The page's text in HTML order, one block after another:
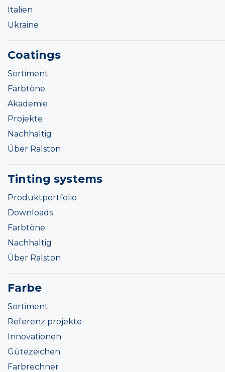
Italien
Ukraine
Coatings
Sortiment
Farbtöne
Akademie
Projekte
Nachhaltig
Über Ralston
Tinting systems
Produktportfolio
Downloads
Farbtöne
Nachhaltig
Über Ralston
Farbe
Sortiment
Referenz projekte
Innovationen
Gütezeichen
Farbrechner